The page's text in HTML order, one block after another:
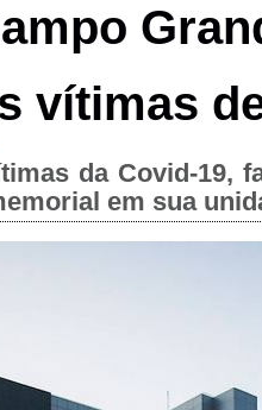
vítimas
da Covid-19,
em sua